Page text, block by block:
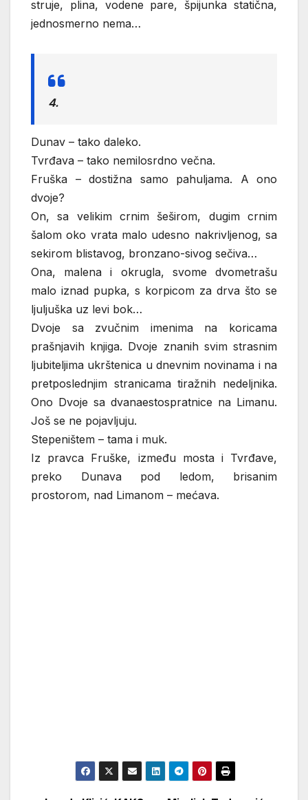
struje, plina, vodene pare, špijunka statična,
jednosmerno nema…
4.
Dunav – tako daleko.
Tvrđava – tako nemilosrdno večna.
Fruška – dostižna samo pahuljama. A ono
dvoje?
On, sa velikim crnim šeširom, dugim crnim
šalom oko vrata malo udesno nakrivljenog, sa
sekirom blistavog, bronzano-sivog sečiva…
Ona, malena i okrugla, svome dvometrašu
malo iznad pupka, s korpicom za drva što se
ljuljuška uz levi bok…
Dvoje sa zvučnim imenima na koricama
prašnjavih knjiga. Dvoje znanih svim strasnim
ljubiteljima ukrštenica u dnevnim novinama i na
pretposlednjim stranicama tiražnih nedeljnika.
Ono Dvoje sa dvanaestospratnice na Limanu.
Još se ne pojavljuju.
Stepeništem – tama i muk.
Iz pravca Fruške, između mosta i Tvrđave,
preko Dunava pod ledom, brisanim
prostorom, nad Limanom – mećava.